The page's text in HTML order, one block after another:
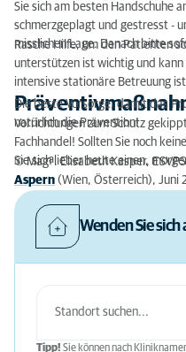
Sie sich am besten Handschuhe
schmerzgeplagt und gestresst -
misslichen Lage. Danach bitte
Rasche Hilfe, um den Patienten
unterstützen ist wichtig und kann
intensive stationäre Betreuung
Die beste Vorsorge, damit das
natürlich die Prävention!
Vorrichtungen zum Schutz
Fachhandel! Sollten Sie noch
Sie sich lieber heute einen,
© Magª. Elisabeth Kasper,
Aspern (Wien, Österreich), Juni
Wenden Sie
Tipp! Sie können nach